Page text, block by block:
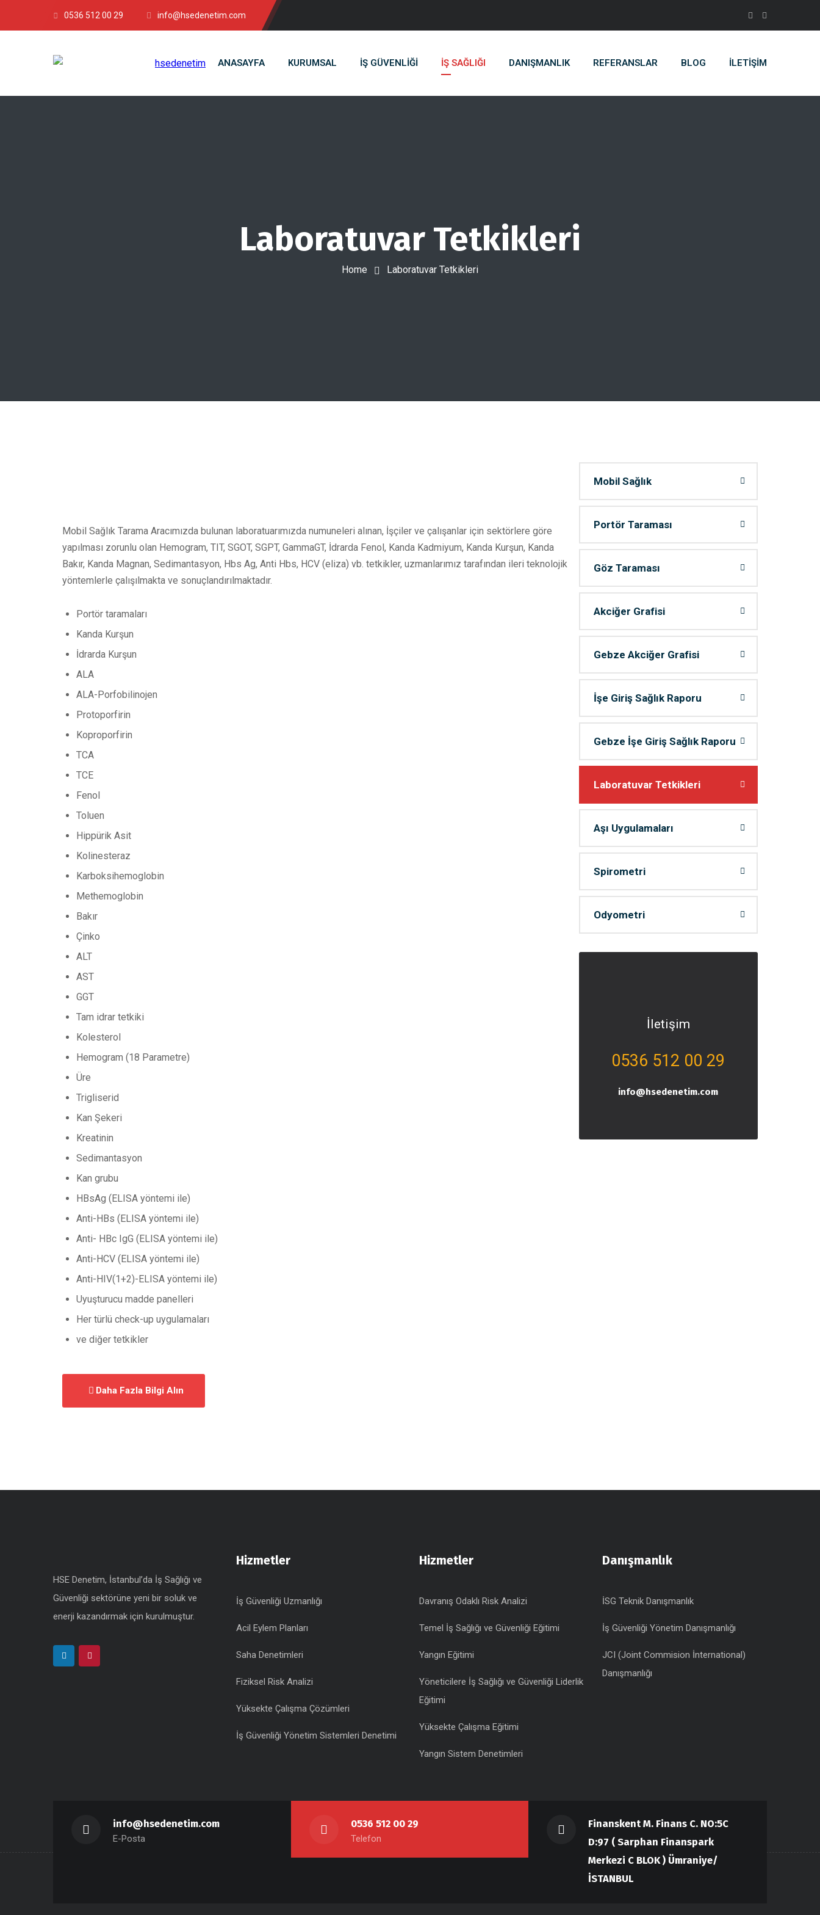
0536 512 00 29 info@hsedenetim.com
ANASAYFA KURUMSAL İŞ GÜVENLIĞI İŞ SAĞLIĞI DANIŞMANLIK REFERANSLAR BLOG İLETIŞIM
Laboratuvar Tetkikleri
Home Laboratuvar Tetkikleri
Mobil Sağlık Tarama Aracımızda bulunan laboratuarımızda numuneleri alınan, İşçiler ve çalışanlar için sektörlere göre
yapılması zorunlu olan Hemogram, TIT, SGOT, SGPT, GammaGT, İdrarda Fenol, Kanda Kadmiyum, Kanda Kurşun, Kanda
Bakır, Kanda Magnan, Sedimantasyon, Hbs Ag, Anti Hbs, HCV (eliza) vb. tetkikler, uzmanlarımız tarafından ileri teknolojik
yöntemlerle çalışılmakta ve sonuçlandırılmaktadır.
Portör taramaları
Kanda Kurşun
İdrarda Kurşun
ALA
ALA-Porfobilinojen
Protoporfirin
Koproporfirin
TCA
TCE
Fenol
Toluen
Hippürik Asit
Kolinesteraz
Karboksihemoglobin
Methemoglobin
Bakır
Çinko
ALT
AST
GGT
Tam idrar tetkiki
Kolesterol
Hemogram (18 Parametre)
Üre
Trigliserid
Kan Şekeri
Kreatinin
Sedimantasyon
Kan grubu
HBsAg (ELISA yöntemi ile)
Anti-HBs (ELISA yöntemi ile)
Anti- HBc IgG (ELISA yöntemi ile)
Anti-HCV (ELISA yöntemi ile)
Anti-HIV(1+2)-ELISA yöntemi ile)
Uyuşturucu madde panelleri
Her türlü check-up uygulamaları
ve diğer tetkikler
Daha Fazla Bilgi Alın
Mobil Sağlık
Portör Taraması
Göz Taraması
Akciğer Grafisi
Gebze Akciğer Grafisi
İşe Giriş Sağlık Raporu
Gebze İşe Giriş Sağlık Raporu
Laboratuvar Tetkikleri
Aşı Uygulamaları
Spirometri
Odyometri
İletişim
0536 512 00 29
info@hsedenetim.com
HSE Denetim, İstanbul’da İş Sağlığı ve
Güvenliği sektörüne yeni bir soluk ve
enerji kazandırmak için kurulmuştur.
Hizmetler
İş Güvenliği Uzmanlığı
Acil Eylem Planları
Saha Denetimleri
Fiziksel Risk Analizi
Yüksekte Çalışma Çözümleri
İş Güvenliği Yönetim Sistemleri Denetimi
Hizmetler
Davranış Odaklı Risk Analizi
Temel İş Sağlığı ve Güvenliği Eğitimi
Yangın Eğitimi
Yöneticilere İş Sağlığı ve Güvenliği Liderlik
Eğitimi
Yüksekte Çalışma Eğitimi
Yangın Sistem Denetimleri
Danışmanlık
İSG Teknik Danışmanlık
İş Güvenliği Yönetim Danışmanlığı
JCI (Joint Commision İnternational)
Danışmanlığı
info@hsedenetim.com
E-Posta
0536 512 00 29
Telefon
Finanskent M. Finans C. NO:5C
D:97 ( Sarphan Finanspark
Merkezi C BLOK ) Ümraniye/
İSTANBUL